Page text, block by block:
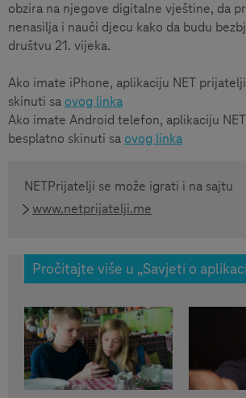
obzira na njegove digitalne vještine, da
nenasilja i nauči djecu kako da budu
društvu 21. vijeka.
Ako imate iPhone, aplikaciju NET
skinuti sa ovog linka
Ako imate Android telefon, aplikaciju
besplatno skinuti sa ovog linka
NETPrijatelji se može igrati i na sajtu
www.netprijatelji.me
Pročitajte više u „Savjeti o